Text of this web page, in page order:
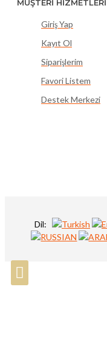
MÜŞTERİ HİZMETLERİ
Giriş Yap
Kayıt Ol
Siparişlerim
Favori Listem
Destek Merkezi
Dil: